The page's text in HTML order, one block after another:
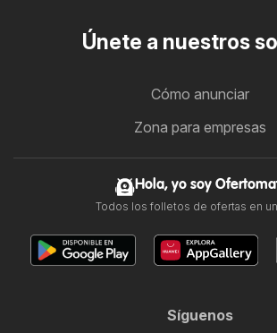
Únete a nuestros
Cómo anunciar
Zona para empresas
Hola, yo soy
Todos los folletos de ofertas en
Síguenos